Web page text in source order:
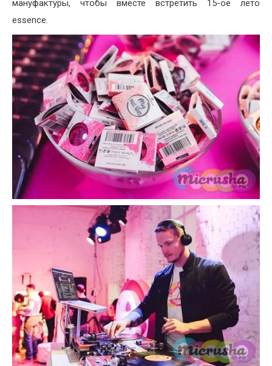
мануфактуры, чтобы вместе встретить 15-ое лето
essence.